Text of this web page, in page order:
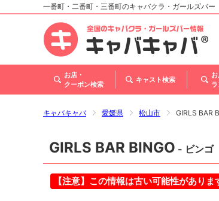
北海道
東北
甲信越・北陸
関西
一番町・二番町・三番町のキャバクラ・ガールズバー
お店・
クーポン検索
キャスト検索
キャバキャバ 愛媛県 松山市 GIRLS BAR
GIRLS BAR BINGO - ビンゴ
【注意】この情報は古い可能性があり